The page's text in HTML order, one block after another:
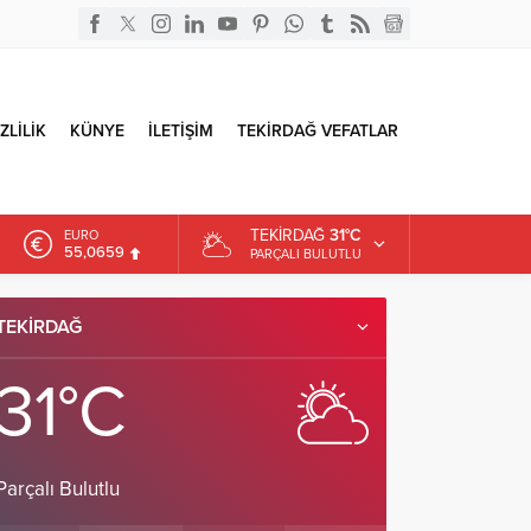
KÜNYE İLETİŞİM TEKİRDAĞ VEFATLAR
EURO
55,0659
ALTIN
DOLAR
TEKIRDAĞ 31°C
PARÇALI BULUTLU
Bulutlu